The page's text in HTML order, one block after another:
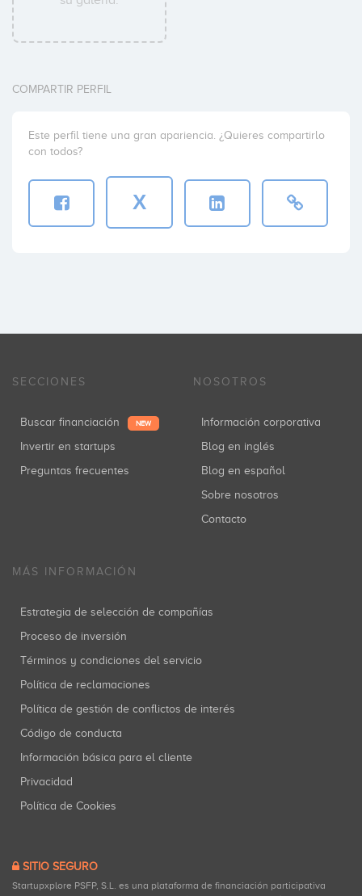
COMPARTIR PERFIL
Este perfil tiene una gran apariencia. ¿Quieres compartirlo
con todos?
X
SECCIONES
Buscar financiación NEW
Invertir en startups
Preguntas frecuentes
NOSOTROS
Información corporativa
Blog en inglés
Blog en español
Sobre nosotros
Contacto
MÁS INFORMACIÓN
Estrategia de selección de compañías
Proceso de inversión
Términos y condiciones del servicio
Política de reclamaciones
Política de gestión de conflictos de interés
Código de conducta
Información básica para el cliente
Privacidad
Política de Cookies
SITIO SEGURO
Startupxplore PSFP, S.L. es una plataforma de financiación participativa